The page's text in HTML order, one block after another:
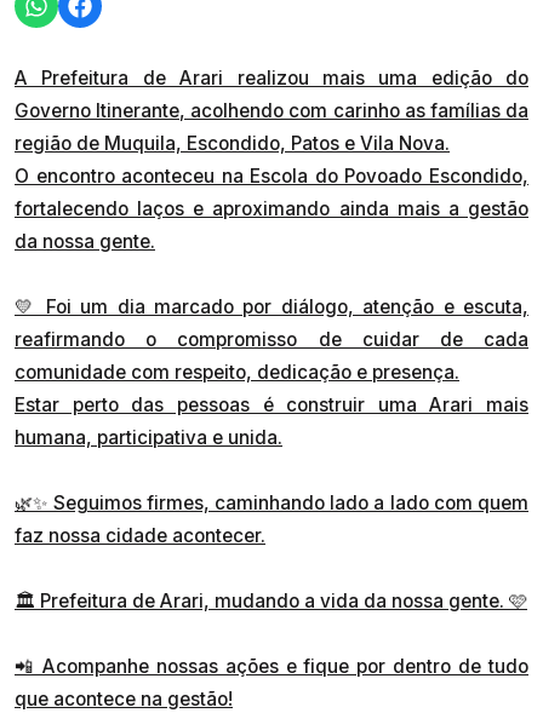
A Prefeitura de Arari realizou mais uma edição do
Governo Itinerante, acolhendo com carinho as famílias da
região de Muquila, Escondido, Patos e Vila Nova.
O encontro aconteceu na Escola do Povoado Escondido,
fortalecendo laços e aproximando ainda mais a gestão
da nossa gente.
💛 Foi um dia marcado por diálogo, atenção e escuta,
reafirmando o compromisso de cuidar de cada
comunidade com respeito, dedicação e presença.
Estar perto das pessoas é construir uma Arari mais
humana, participativa e unida.
🌿✨ Seguimos firmes, caminhando lado a lado com quem
faz nossa cidade acontecer.
🏛 Prefeitura de Arari, mudando a vida da nossa gente. 🩷
📲 Acompanhe nossas ações e fique por dentro de tudo
que acontece na gestão!